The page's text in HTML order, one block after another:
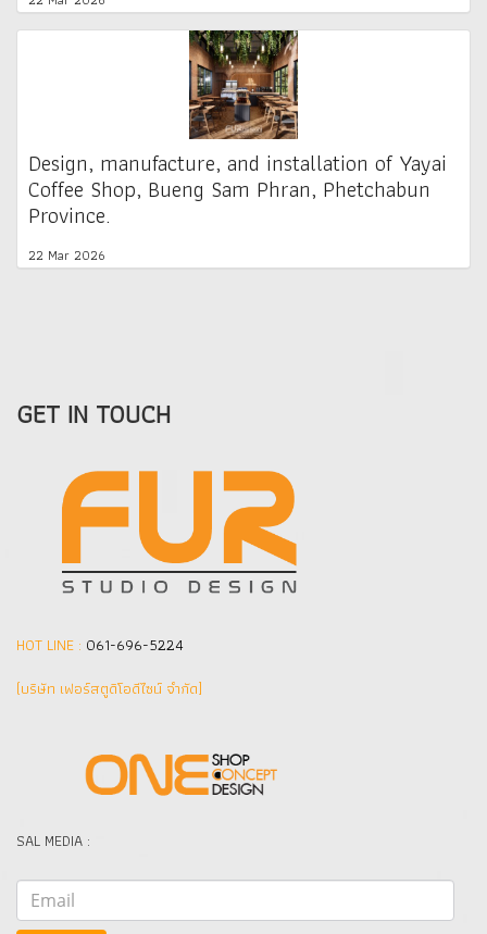
Design, manufacture, and installation of Yayai
Coffee Shop, Bueng Sam Phran, Phetchabun
Province.
22 Mar 2026
GET IN TOUCH
HOT LINE : 061-696-5224
(บริษัท เฟอร์สตูดิโอดีไซน์ จำกัด]
SAL MEDIA :